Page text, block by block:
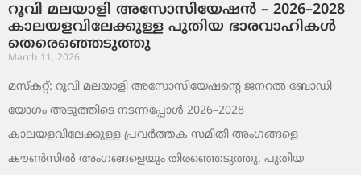
റൂവി മലയാളി അസോസിയേഷൻ – 2026–2028
കാലയളവിലേക്കുള്ള പുതിയ ഭാരവാഹികൾ
തെരെഞ്ഞെടുത്തു
March 11, 2026
മസ്കറ്റ്: റൂവി മലയാളി അസോസിയേഷന്റെ ജനറൽ ബോഡി
യോഗം അടുത്തിടെ നടന്നപ്പോൾ 2026–2028
കാലയളവിലേക്കുള്ള പ്രവർത്തക സമിതി അംഗങ്ങളെ
കൗൺസിൽ അംഗങ്ങളെയും തിരഞ്ഞെടുത്തു. പുതിയ